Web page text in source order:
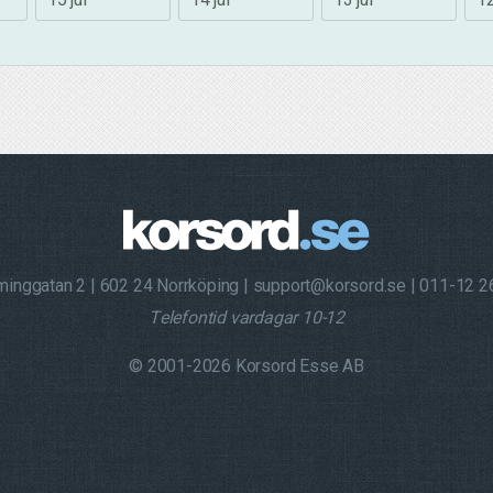
2 602 24 Norrköping support@korsord.se
011-12
Telefontid vardagar 10-12
© 2001-2026 Korsord Esse AB